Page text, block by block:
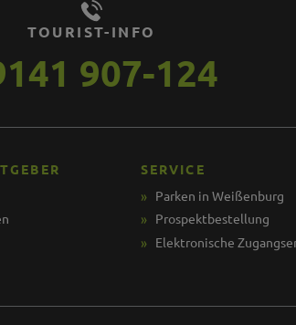
TOURIST-INFO
907-124
SERVICE
Parken in Weißenburg
Prospektbestellung
Elektronische